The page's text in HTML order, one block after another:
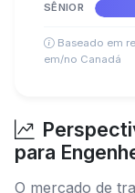
SÊNIOR
Baseado em
em/no Canadá
para
O mercado de